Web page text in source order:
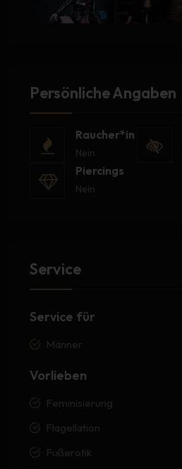
Persönliche Angaben
Raucher*in
Nein
Piercings
Nein
Service
Service für
Männer
Vorlieben
Feminisierung
Flagellation
Fußerotik